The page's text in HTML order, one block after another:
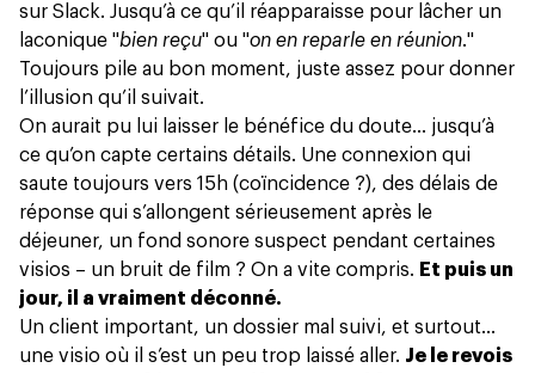
sur Slack. Jusqu’à ce qu’il réapparaisse pour lâcher un
laconique "bien reçu" ou "on en reparle en réunion."
Toujours pile au bon moment, juste assez pour donner
l’illusion qu’il suivait.
On aurait pu lui laisser le bénéfice du doute… jusqu’à
ce qu’on capte certains détails. Une connexion qui
saute toujours vers 15h (coïncidence ?), des délais de
réponse qui s’allongent sérieusement après le
déjeuner, un fond sonore suspect pendant certaines
visios – un bruit de film ? On a vite compris. Et puis un
jour, il a vraiment déconné.
Un client important, un dossier mal suivi, et surtout…
une visio où il s’est un peu trop laissé aller. Je le revois